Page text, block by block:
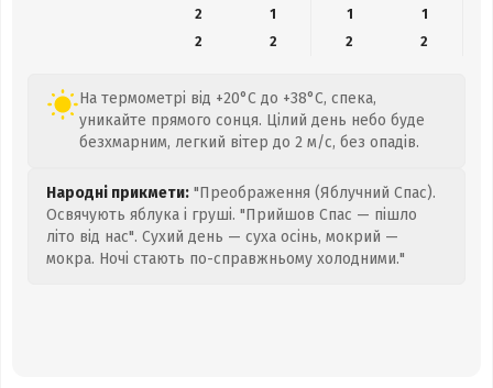
2
1 1
1
2
2 2 2
На термометрі від +20°C до +38°C, спека,
уникайте прямого сонця. Цілий день небо буде
безхмарним, легкий вітер до 2 м/с, без опадів.
Народні прикмети: "Преображення (Яблучний Спас).
Освячують яблука і груші. "Прийшов Спас — пішло
літо від нас". Сухий день — суха осінь, мокрий —
мокра. Ночі стають по-справжньому холодними."